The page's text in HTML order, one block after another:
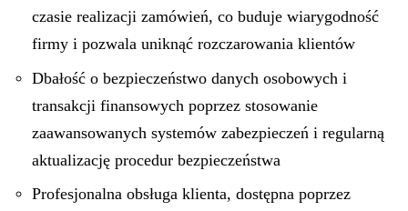
czasie realizacji zamówień, co buduje wiarygodność
firmy i pozwala uniknąć rozczarowania klientów
Dbałość o bezpieczeństwo danych osobowych i
transakcji finansowych poprzez stosowanie
zaawansowanych systemów zabezpieczeń i regularną
aktualizację procedur bezpieczeństwa
Profesjonalna obsługa klienta, dostępna poprzez